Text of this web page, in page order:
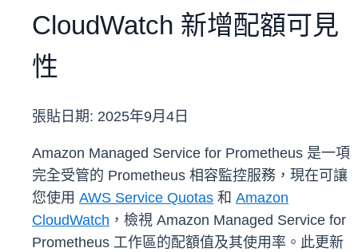
CloudWatch 新增配額可見
性
張貼日期: 2025年9月4日
Amazon Managed Service for Prometheus 是一項
完全受管的 Prometheus 相容監控服務，現在可讓
您使用 AWS Service Quotas 和 Amazon
CloudWatch ，檢視 Amazon Managed Service for
Prometheus 工作區的配額值及其使用率。此更新